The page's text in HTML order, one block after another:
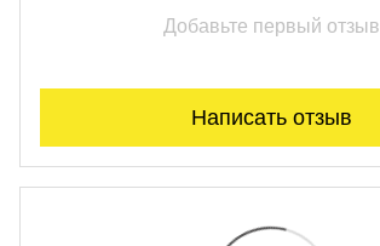
Добавьте первый отзыв
Написать отзыв